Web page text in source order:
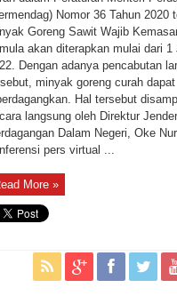
Nomor 36 Tahun 2020
Goreng Sawit Wajib
akan diterapkan mulai dari 1
Dengan adanya pencabutan
minyak goreng curah dapat
Hal tersebut
langsung oleh Direktur
Dalam Negeri, Oke
pers virtual ...
More »